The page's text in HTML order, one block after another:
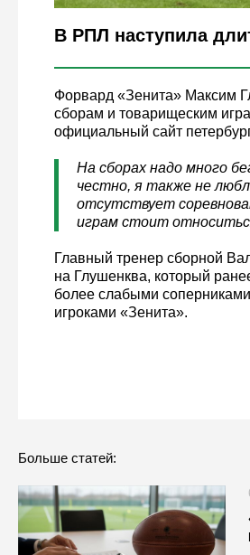
В РПЛ наступила
Форвард «Зенита» Максим
сборам и товарищеским
официальный сайт
На сборах надо много
честно, я также не
отсутствует
играм стоит
Главный тренер сборной
на Глушенква, который
более слабыми
игроками «Зенита».
Больше статей: